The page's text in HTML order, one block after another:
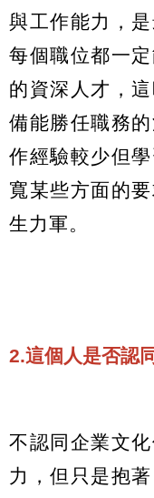
與工作能力，
每個職位都一
的資深人才，
備能勝任職務
作經驗較少但
寬某些方面的
生力軍。
2.這個人是否認
不認同企業文
力，但只是抱